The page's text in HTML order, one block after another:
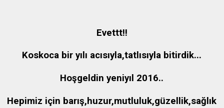
Evettt!!
Koskoca bir yılı acısıyla,tatlısıyla bitirdik...
Hoşgeldin yeniyıl 2016..
Hepimiz için barış,huzur,mutluluk,güzellik,sağlık